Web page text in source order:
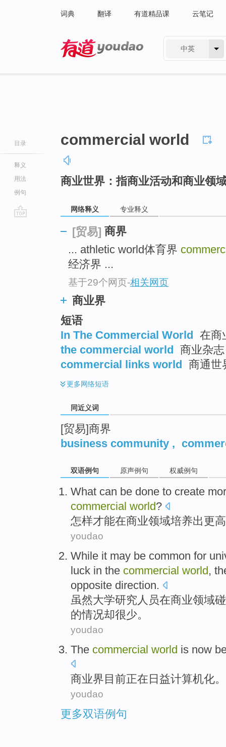
词典 翻译 有道精品课 云笔记
中英
目录
释义
用法
例句
commercial world
商业世界：指商业活动和商业领
网络释义 专业释义
[贸易] 商界
... athletic world体育界
经济界 ...
基于29个网页-相关网页
商业界
短语
In The Commercial World 在商
the commercial world 商业杂志
commercial links world 商通世
更多网络短语
同近义词
[贸易]商界
business community ,
双语例句 原声例句 权威例句
What can be done to create
commercial world?
怎样才能在商业领域培养出更
youdao
While it may be common for
luck in the commercial world,
opposite direction.
虽然大学研究人员在商业领域
的情况却很少。
youdao
The commercial world is now
商业界目前正在 日益计算机化。
youdao
更多双语例句